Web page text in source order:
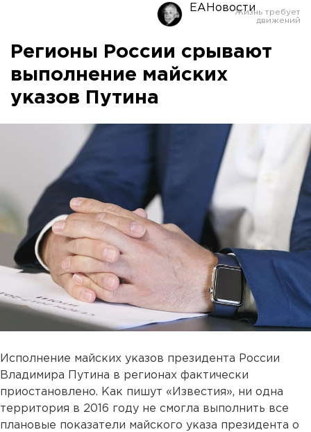
ЕАНовости
Регионы России срывают
выполнение майских
указов Путина
Исполнение майских указов президента России
Владимира Путина в регионах фактически
приостановлено. Как пишут «Известия», ни одна
территория в 2016 году не смогла выполнить все
плановые показатели майского указа президента о